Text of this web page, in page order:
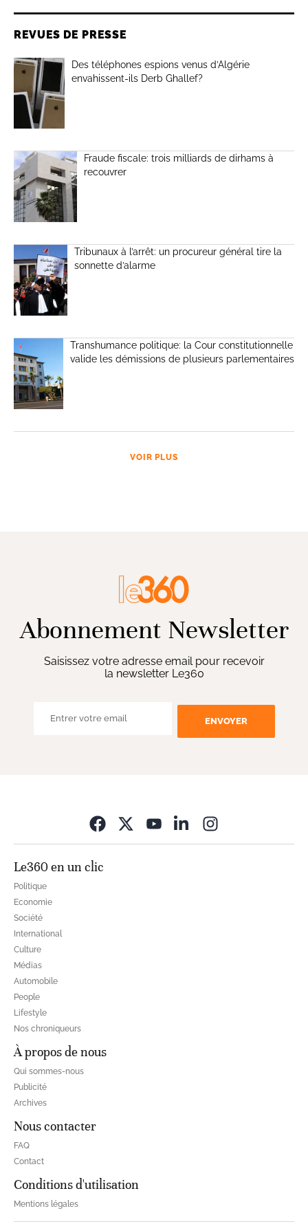
REVUES DE PRESSE
Des téléphones espions venus d’Algérie
envahissent-ils Derb Ghallef?
Fraude fiscale: trois milliards de dirhams à
recouvrer
Tribunaux à l’arrêt: un procureur général tire la
sonnette d’alarme
Transhumance politique: la Cour constitutionnelle
valide les démissions de plusieurs parlementaires
VOIR PLUS
Abonnement Newsletter
Saisissez votre adresse email pour recevoir
la newsletter Le360
ENVOYER
Le360 en un clic
Politique
Economie
Société
International
Culture
Médias
Automobile
People
Lifestyle
Nos chroniqueurs
À propos de nous
Qui sommes-nous
Publicité
Archives
Nous contacter
FAQ
Contact
Conditions d'utilisation
Mentions légales